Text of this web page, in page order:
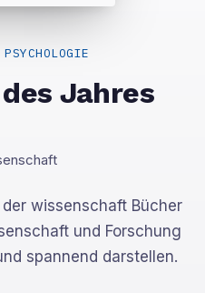
Jahres
wissenschaft Bücher
und Forschung
spannend darstellen.